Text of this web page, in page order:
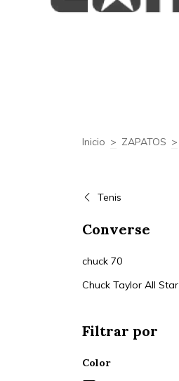
Inicio > ZAPATOS >
Tenis
Converse
chuck 70
Chuck Taylor All Star
Filtrar por
Color